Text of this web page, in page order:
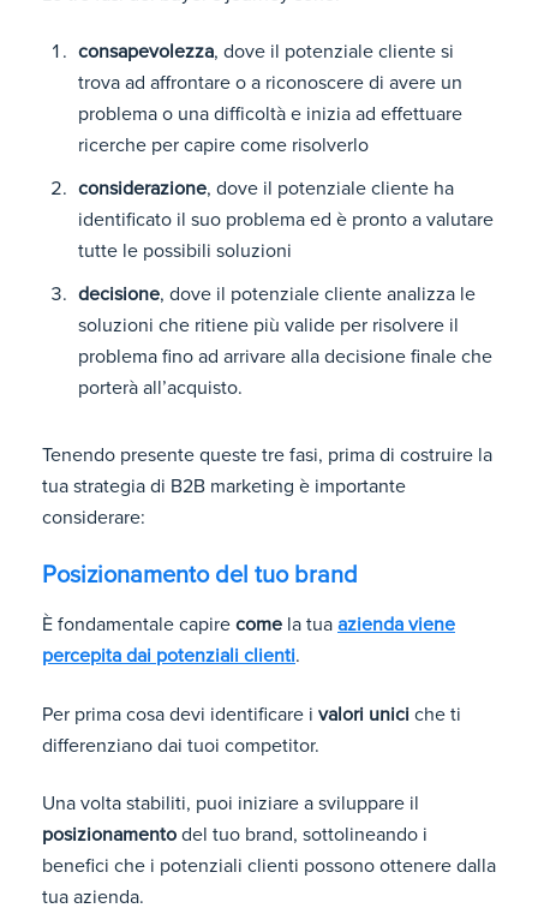
consapevolezza, dove il potenziale cliente si
trova ad affrontare o a riconoscere di avere un
problema o una difficoltà e inizia ad effettuare
ricerche per capire come risolverlo
considerazione, dove il potenziale cliente ha
identificato il suo problema ed è pronto a valutare
tutte le possibili soluzioni
decisione, dove il potenziale cliente analizza le
soluzioni che ritiene più valide per risolvere il
problema fino ad arrivare alla decisione finale che
porterà all’acquisto.
Tenendo presente queste tre fasi, prima di costruire la
tua strategia di B2B marketing è importante
considerare:
Posizionamento del tuo brand
È fondamentale capire come la tua azienda viene
percepita dai potenziali clienti.
Per prima cosa devi identificare i valori unici che ti
differenziano dai tuoi competitor.
Una volta stabiliti, puoi iniziare a sviluppare il
posizionamento del tuo brand, sottolineando i
benefici che i potenziali clienti possono ottenere dalla
tua azienda.